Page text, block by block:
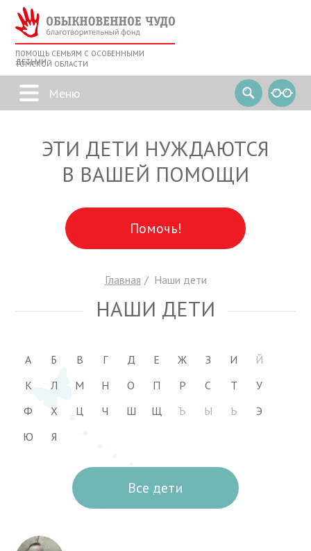
ПОМОЩЬ СЕМЬЯМ С ОСОБЕННЫМИ
ДЕТЬМИ
ТОМСКОЙ ОБЛАСТИ
ЭТИ ДЕТИ НУЖДАЮТСЯ
В ВАШЕЙ ПОМОЩИ
Помочь!
Главная Наши дети
НАШИ ДЕТИ
А Б В Г Д Е Ж З И
Й
К
Л М Н О П Р С Т
У
Ф
Х Ц Ч Ш Щ Ъ Ы Ь
Э
Ю
Я
Все дети